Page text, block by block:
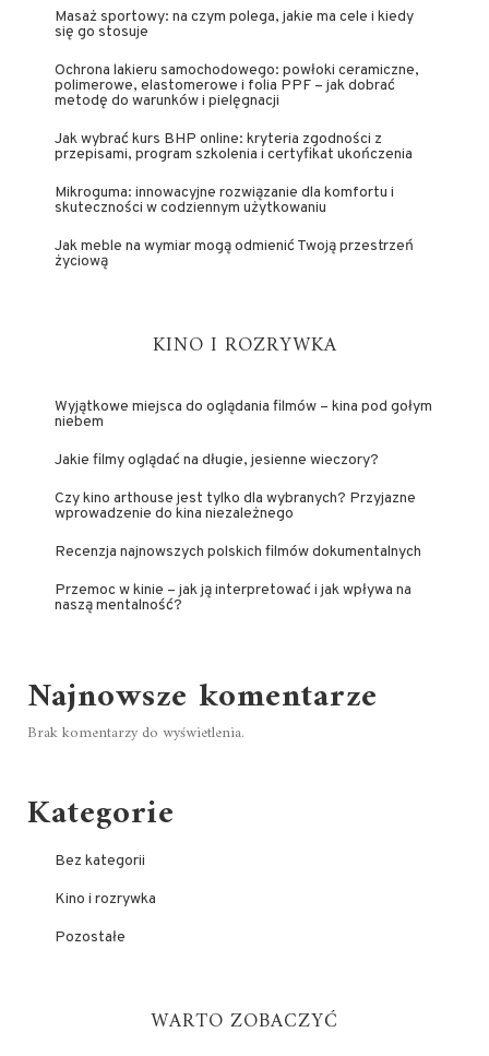
Masaż sportowy: na czym polega, jakie ma cele i kiedy
się go stosuje
Ochrona lakieru samochodowego: powłoki ceramiczne,
polimerowe, elastomerowe i folia PPF – jak dobrać
metodę do warunków i pielęgnacji
Jak wybrać kurs BHP online: kryteria zgodności z
przepisami, program szkolenia i certyfikat ukończenia
Mikroguma: innowacyjne rozwiązanie dla komfortu i
skuteczności w codziennym użytkowaniu
Jak meble na wymiar mogą odmienić Twoją przestrzeń
życiową
KINO I ROZRYWKA
Wyjątkowe miejsca do oglądania filmów – kina pod gołym
niebem
Jakie filmy oglądać na długie, jesienne wieczory?
Czy kino arthouse jest tylko dla wybranych? Przyjazne
wprowadzenie do kina niezależnego
Recenzja najnowszych polskich filmów dokumentalnych
Przemoc w kinie – jak ją interpretować i jak wpływa na
naszą mentalność?
Najnowsze komentarze
Brak komentarzy do wyświetlenia.
Kategorie
Bez kategorii
Kino i rozrywka
Pozostałe
WARTO ZOBACZYĆ